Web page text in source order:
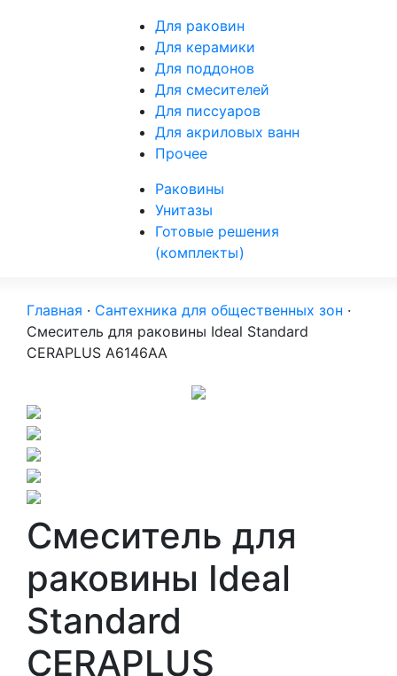
Для раковин
Для керамики
Для поддонов
Для смесителей
Для писсуаров
Для акриловых ванн
Прочее
Раковины
Унитазы
Готовые решения
(комплекты)
Главная · Сантехника для общественных зон ·
Смеситель для раковины Ideal Standard
CERAPLUS A6146AA
Смеситель для
раковины Ideal
Standard
CERAPLUS